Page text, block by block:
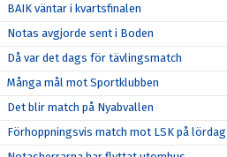
BAIK väntar i kvartsfinalen
Notas avgjorde sent i Boden
Då var det dags för tävlingsmatch
Många mål mot Sportklubben
Det blir match på Nyabvallen
Förhoppningsvis match mot LSK på lördag